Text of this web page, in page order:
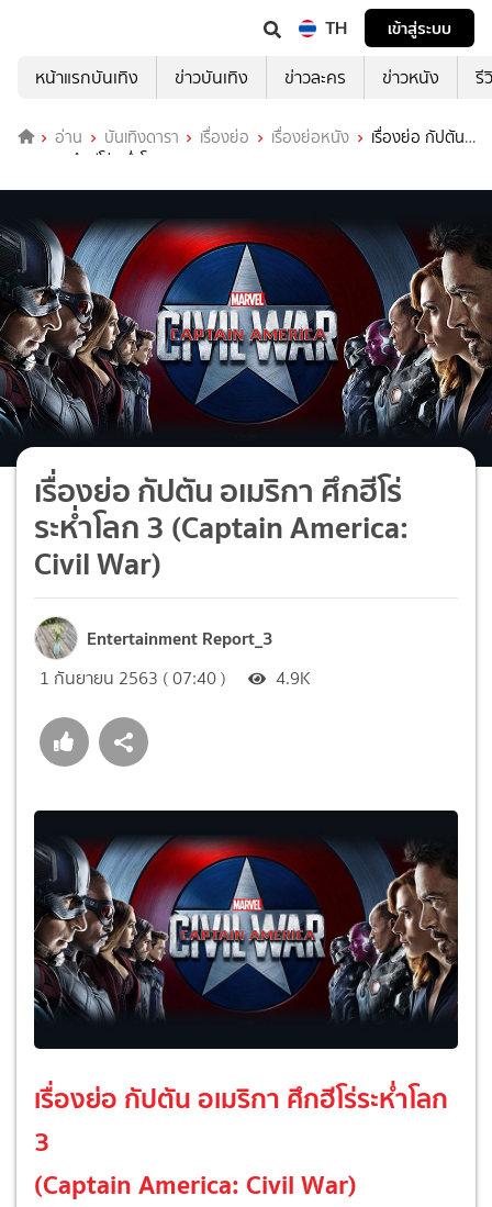
TH
เข้าสู่ระบบ
หน้าแรกบันเทิง
ข่าวบันเทิง ข่าวละคร ข่าวหนัง รี
อ่าน บันเทิงดารา เรื่องย่อ เรื่องย่อหนัง
เรื่องย่อ กัปตัน
อเมริกา ศึกฮีโร่ระห่ำโลก 3 (Captain America: Civil War)
เรื่องย่อ กัปตัน อเมริกา ศึกฮีโร่
ระห่ำโลก 3 (Captain America:
Civil War)
Entertainment Report_3
1 กันยายน 2563 ( 07:40 ) 4.9K
เรื่องย่อ กัปตัน อเมริกา ศึกฮีโร่ระห่ำโลก
3
(Captain America: Civil War)